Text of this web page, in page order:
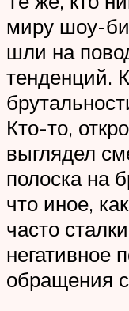
миру шоу-
шли на
тенденций.
Кто-то,
выглядел
полоска на
что иное,
часто
негативное
обращения